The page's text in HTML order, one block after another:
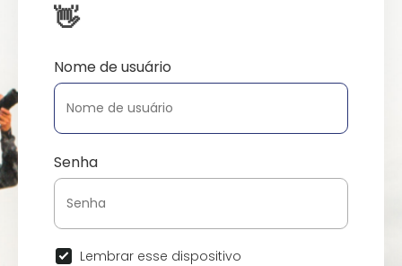
👋
Nome de usuário
Senha
Lembrar esse dispositivo